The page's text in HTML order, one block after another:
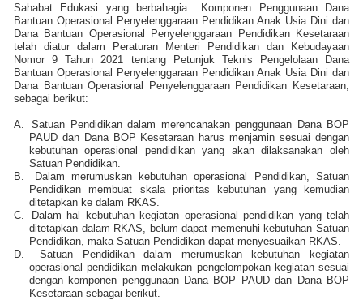
Sahabat Edukasi yang berbahagia.. Komponen Penggunaan Dana
Bantuan Operasional Penyelenggaraan Pendidikan Anak Usia Dini dan
Dana Bantuan Operasional Penyelenggaraan Pendidikan Kesetaraan
telah diatur dalam Peraturan Menteri Pendidikan dan Kebudayaan
Nomor 9 Tahun 2021 tentang Petunjuk Teknis Pengelolaan Dana
Bantuan Operasional Penyelenggaraan Pendidikan Anak Usia Dini dan
Dana Bantuan Operasional Penyelenggaraan Pendidikan Kesetaraan,
sebagai berikut:
A.
Satuan Pendidikan dalam merencanakan penggunaan Dana BOP
PAUD dan Dana BOP Kesetaraan harus menjamin sesuai dengan
kebutuhan operasional pendidikan yang akan dilaksanakan oleh
Satuan Pendidikan.
B.
Dalam merumuskan kebutuhan operasional Pendidikan, Satuan
Pendidikan membuat skala prioritas kebutuhan yang kemudian
ditetapkan ke dalam RKAS.
C.
Dalam hal kebutuhan kegiatan operasional pendidikan yang telah
ditetapkan dalam RKAS, belum dapat memenuhi kebutuhan Satuan
Pendidikan, maka Satuan Pendidikan dapat menyesuaikan RKAS.
D.
Satuan Pendidikan dalam merumuskan kebutuhan kegiatan
operasional pendidikan melakukan pengelompokan kegiatan sesuai
dengan komponen penggunaan Dana BOP PAUD dan Dana BOP
Kesetaraan sebagai berikut.